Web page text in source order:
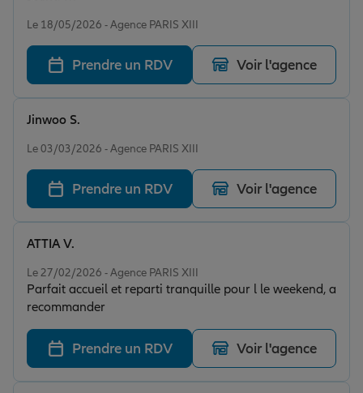
Le 18/05/2026 - Agence PARIS XIII
Prendre un RDV Voir l'agence
Le 03/03/2026 - Agence PARIS XIII
Jinwoo S.
Prendre un RDV Voir l'agence
Le 27/02/2026 - Agence PARIS XIII
Parfait accueil et reparti tranquille pour l le weekend, a
recommander
ATTIA V.
Prendre un RDV Voir l'agence